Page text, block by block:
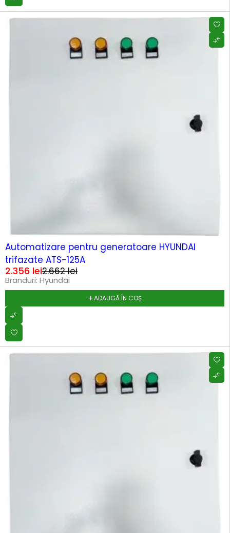
Automatizare pentru generatoare HYUNDAI
trifazate ATS-125A
2.662lei
2.356 lei
Branduri: Hyundai
ADAUGĂ ÎN COȘ